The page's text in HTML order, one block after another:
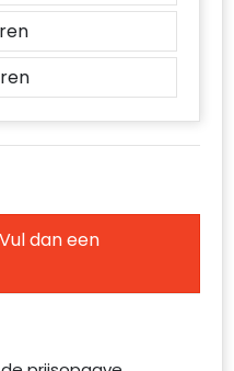
dan een